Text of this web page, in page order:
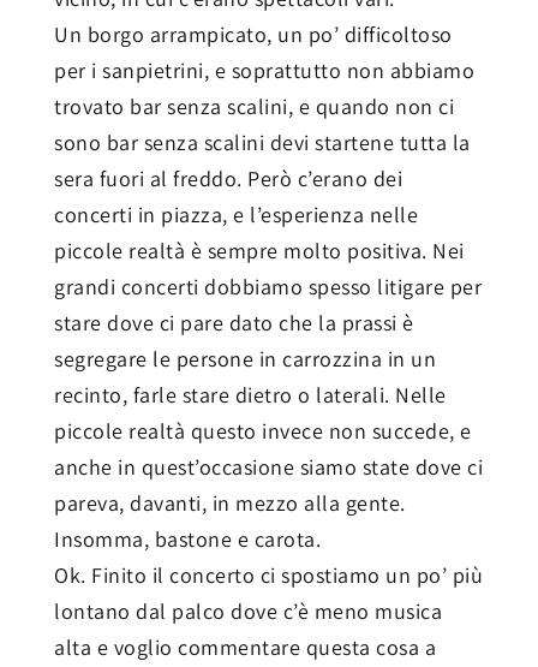
Un borgo arrampicato, un po’ difficoltoso
per i sanpietrini, e soprattutto non abbiamo
trovato bar senza scalini, e quando non ci
sono bar senza scalini devi startene tutta la
sera fuori al freddo. Però c’erano dei
concerti in piazza, e l’esperienza nelle
piccole realtà è sempre molto positiva. Nei
grandi concerti dobbiamo spesso litigare per
stare dove ci pare dato che la prassi è
segregare le persone in carrozzina in un
recinto, farle stare dietro o laterali. Nelle
piccole realtà questo invece non succede, e
anche in quest’occasione siamo state dove ci
pareva, davanti, in mezzo alla gente.
Insomma, bastone e carota.
Ok. Finito il concerto ci spostiamo un po’ più
lontano dal palco dove c’è meno musica
alta e voglio commentare questa cosa a